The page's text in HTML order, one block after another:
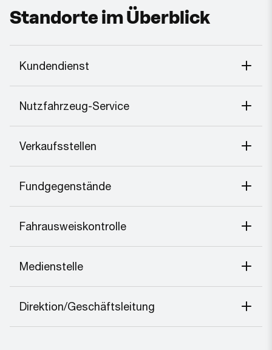
Standorte im Überblick
Kundendienst
Nutzfahrzeug-Service
Verkaufsstellen
Fundgegenstände
Fahrausweiskontrolle
Medienstelle
Direktion/Geschäftsleitung